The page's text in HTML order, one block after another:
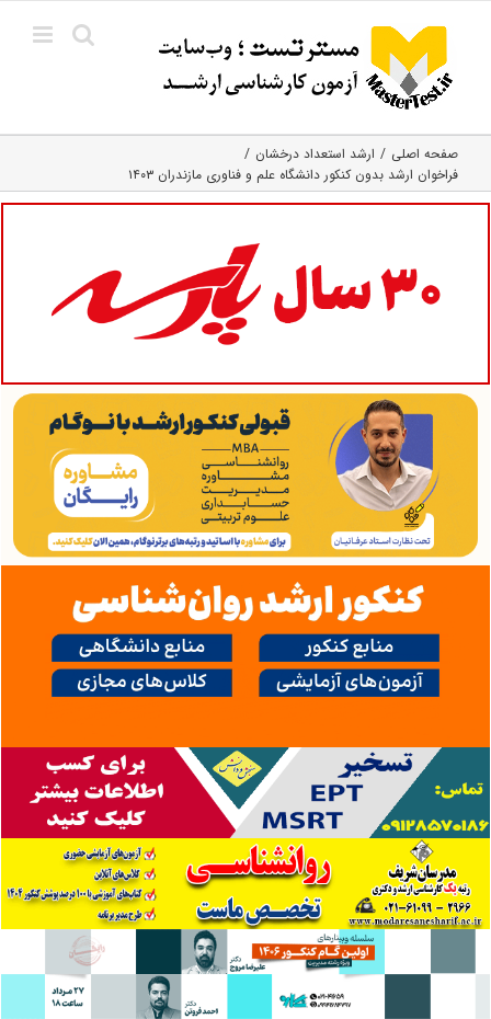
content
صفحه اصلی
ارشد استعداد درخشان
فراخوان ارشد بدون کنکور دانشگاه علم و فناوری مازندران ۱۴۰۳